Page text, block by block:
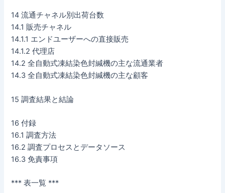
14 流通チャネル別出荷台数
14.1 販売チャネル
14.1.1 エンドユーザーへの直接販売
14.1.2 代理店
14.2 全自動式凍結染色封緘機の主な流通業者
14.3 全自動式凍結染色封緘機の主な顧客
15 調査結果と結論
16 付録
16.1 調査方法
16.2 調査プロセスとデータソース
16.3 免責事項
*** 表一覧 ***